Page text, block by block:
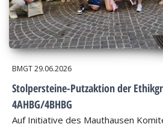
BMGT29.06.2026
Stolpersteine-Putzaktion der
4AHBG/4BHBG
Auf Initiative des Mauthausen